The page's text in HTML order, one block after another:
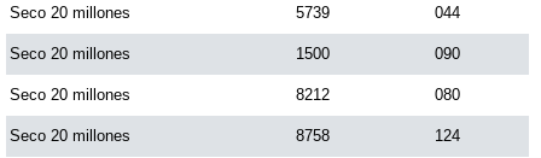
Seco 20 millones 5739 044
Seco 20 millones 1500 090
Seco 20 millones 8212 080
Seco 20 millones 8758 124